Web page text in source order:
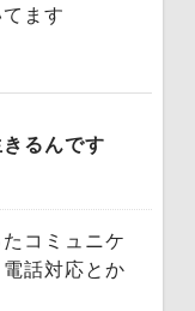
ます
るんです
コミュニケ
話対応とか